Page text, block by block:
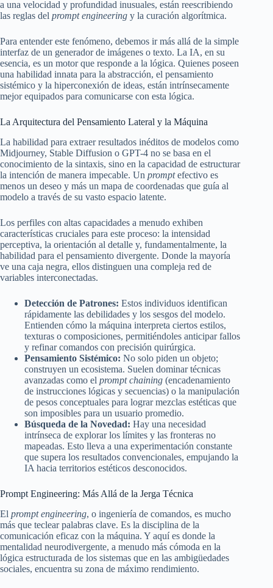
a una velocidad y profundidad inusuales, están reescribiendo
las reglas del prompt engineering y la curación algorítmica.
Para entender este fenómeno, debemos ir más allá de la simple
interfaz de un generador de imágenes o texto. La IA, en su
esencia, es un motor que responde a la lógica. Quienes poseen
una habilidad innata para la abstracción, el pensamiento
sistémico y la hiperconexión de ideas, están intrínsecamente
mejor equipados para comunicarse con esta lógica.
La Arquitectura del Pensamiento Lateral y la Máquina
La habilidad para extraer resultados inéditos de modelos como
Midjourney, Stable Diffusion o GPT-4 no se basa en el
conocimiento de la sintaxis, sino en la capacidad de estructurar
la intención de manera impecable. Un promptefectivo es
menos un deseo y más un mapa de coordenadas que guía al
modelo a través de su vasto espacio latente.
Los perfiles con altas capacidades a menudo exhiben
características cruciales para este proceso: la intensidad
perceptiva, la orientación al detalle y, fundamentalmente, la
habilidad para el pensamiento divergente. Donde la mayoría
ve una caja negra, ellos distinguen una compleja red de
variables interconectadas.
Detección de Patrones: Estos individuos identifican
rápidamente las debilidades y los sesgos del modelo.
Entienden cómo la máquina interpreta ciertos estilos,
texturas o composiciones, permitiéndoles anticipar fallos
y refinar comandos con precisión quirúrgica.
Pensamiento Sistémico: No solo piden un objeto;
construyen un ecosistema. Suelen dominar técnicas
avanzadas como el prompt chaining (encadenamiento
de instrucciones lógicas y secuencias) o la manipulación
de pesos conceptuales para lograr mezclas estéticas que
son imposibles para un usuario promedio.
Búsqueda de la Novedad: Hay una necesidad
intrínseca de explorar los límites y las fronteras no
mapeadas. Esto lleva a una experimentación constante
que supera los resultados convencionales, empujando la
IA hacia territorios estéticos desconocidos.
Prompt Engineering: Más Allá de la Jerga Técnica
El prompt engineering, o ingeniería de comandos, es mucho
más que teclear palabras clave. Es la disciplina de la
comunicación eficaz con la máquina. Y aquí es donde la
mentalidad neurodivergente, a menudo más cómoda en la
lógica estructurada de los sistemas que en las ambigüedades
sociales, encuentra su zona de máximo rendimiento.